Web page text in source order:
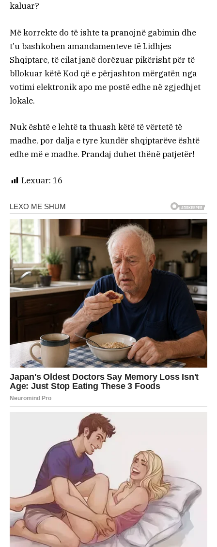
kaluar?
Më korrekte do të ishte ta pranojnë gabimin dhe
t’u bashkohen amandamenteve të Lidhjes
Shqiptare, të cilat janë dorëzuar pikërisht për të
bllokuar këtë Kod që e përjashton mërgatën nga
votimi elektronik apo me postë edhe në zgjedhjet
lokale.
Nuk është e lehtë ta thuash këtë të vërtetë të
madhe, por dalja e tyre kundër shqiptarëve është
edhe më e madhe. Prandaj duhet thënë patjetër!
Lexuar: 16